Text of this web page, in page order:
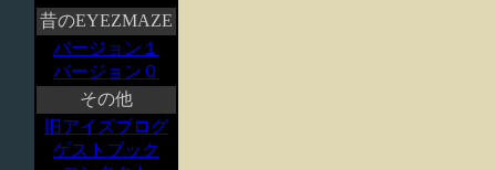
昔のEYEZMAZE
バージョン１
バージョン０
その他
旧アイズブログ
ゲストブック